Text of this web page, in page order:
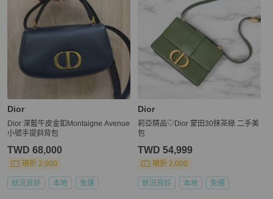
Dior
Dior 深藍牛皮金釦Montaigne Avenue
小號手提斜背包
TWD 68,000
現折 2,000
狀況良好 本地 免運
Dior
莉亞精品♡Dior 蒙田30抹茶綠 二手美
包
TWD 54,999
現折 2,000
狀況良好 本地 免運